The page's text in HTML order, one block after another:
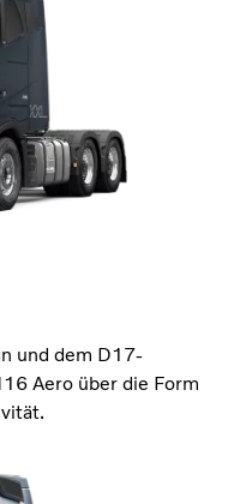
und dem D17-
Aero über die Form